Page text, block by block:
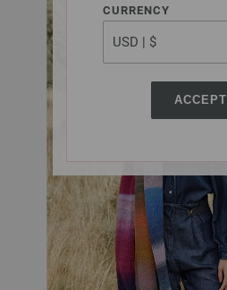
CURRENCY
ACCEPT